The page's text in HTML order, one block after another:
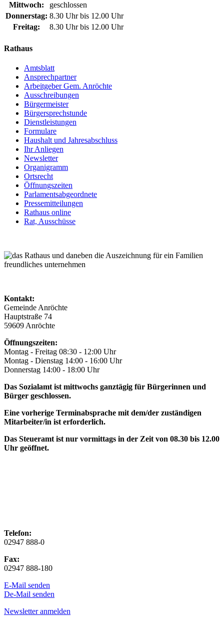
Mittwoch:
geschlossen
Donnerstag: 8.30 Uhr bis 12.00 Uhr
Freitag:
8.30 Uhr bis 12.00 Uhr
Rathaus
Amtsblatt
Ansprechpartner
Arbeitgeber Gem. Anröchte
Ausschreibungen
Bürgermeister
Bürgersprechstunde
Dienstleistungen
Formulare
Haushalt und Jahresabschluss
Ihr Anliegen
Newsletter
Organigramm
Ortsrecht
Öffnungszeiten
Parlamentsabgeordnete
Pressemitteilungen
Rathaus online
Rat, Ausschüsse
Kontakt:
Gemeinde Anröchte
Hauptstraße 74
59609 Anröchte
Öffnungszeiten:
Montag - Freitag 08:30 - 12:00 Uhr
Montag - Dienstag 14:00 - 16:00 Uhr
Donnerstag 14:00 - 18:00 Uhr
Das Sozialamt ist mittwochs ganztägig für Bürgerinnen und
Bürger geschlossen.
Eine vorherige Terminabsprache mit dem/der zuständigen
Mitarbeiter/in ist erforderlich.
Das Steueramt ist nur vormittags in der Zeit von 08.30 bis 12.00
Uhr geöffnet.
Telefon:
02947 888-0
Fax:
02947 888-180
E-Mail senden
De-Mail senden
Newsletter anmelden